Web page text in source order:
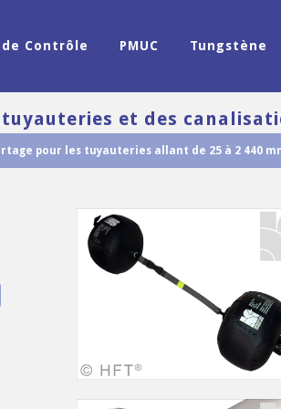
Contrôle PMUC Tungstène
et des
pour les tuyauteries allant de 25 à 2 440